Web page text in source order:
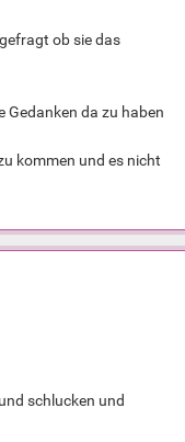
ob sie das
Gedanken da zu haben
kommen und es nicht
schlucken und